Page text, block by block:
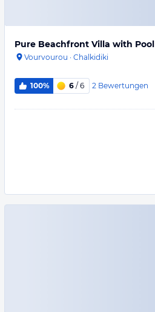
Pure Beachfront Villa with Pool
Vourvourou · Chalkidiki
100% 6 / 6 2 Bewertungen